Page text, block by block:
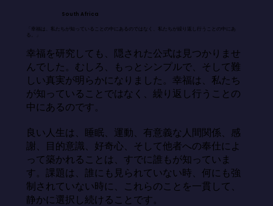
South Africa
「幸福は、私たちが知っていることの中にあるのではなく、私たちが繰り返し行うことの中にあ
る。」
幸福を研究しても、隠された公式は見つかりませ
んでした。むしろ、もっとシンプルで、そして難
しい真実が明らかになりました。幸福は、私たち
が知っていることではなく、繰り返し行うことの
中にあるのです。
良い人生は、睡眠、運動、有意義な人間関係、感
謝、目的意識、好奇心、そして他者への奉仕によ
って築かれることは、すでに誰もが知っていま
す。課題は、誰にも見られていない時、何にも強
制されていない時に、これらのことを一貫して、
静かに選択し続けることです。